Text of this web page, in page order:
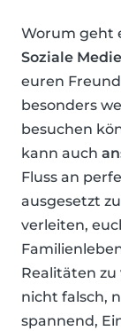
Worum geht
Soziale
euren
besonders
besuchen
kann auch
Fluss an
ausgesetzt
verleiten,
Realitäten zu
nicht falsch,
spannend,